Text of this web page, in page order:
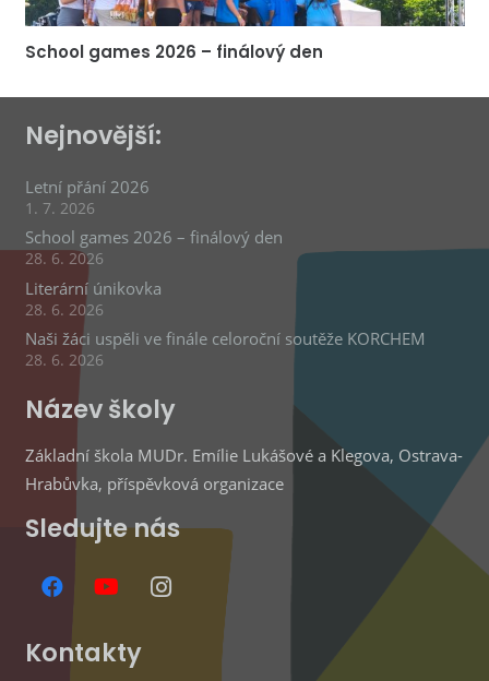
School games 2026 – finálový den
Nejnovější:
Letní přání 2026
1. 7. 2026
School games 2026 – finálový den
28. 6. 2026
Literární únikovka
28. 6. 2026
Naši žáci uspěli ve finále celoroční soutěže KORCHEM
28. 6. 2026
Název školy
Základní škola MUDr. Emílie Lukášové a Klegova, Ostrava-
Hrabůvka, příspěvková organizace
Sledujte nás
Kontakty